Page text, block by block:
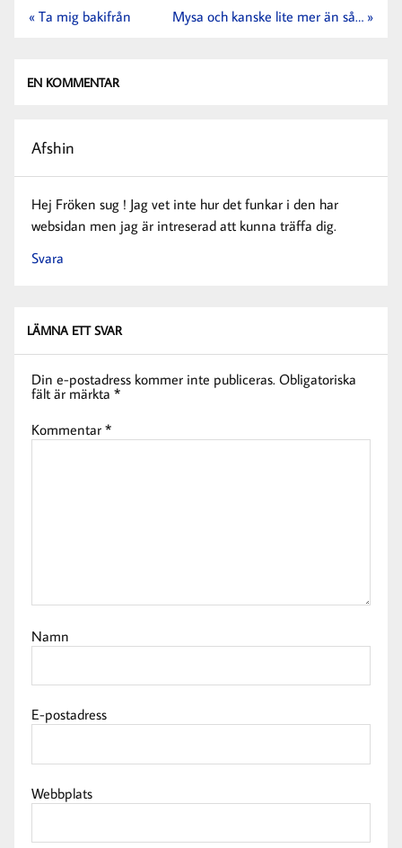
Inläggsnavigering
« Ta mig bakifrån Mysa och kanske lite mer än så… »
EN KOMMENTAR
Afshin
Hej Fröken sug ! Jag vet inte hur det funkar i den har
websidan men jag är intreserad att kunna träffa dig.
Svara
LÄMNA ETT SVAR
Din e-postadress kommer inte publiceras. Obligatoriska
fält är märkta*
Kommentar*
Namn
E-postadress
Webbplats